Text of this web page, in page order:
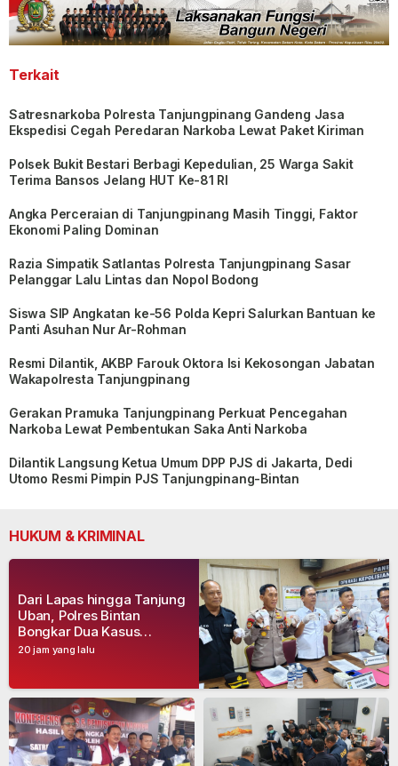
Terkait
Satresnarkoba Polresta Tanjungpinang Gandeng Jasa
Ekspedisi Cegah Peredaran Narkoba Lewat Paket Kiriman
Polsek Bukit Bestari Berbagi Kepedulian, 25 Warga Sakit
Terima Bansos Jelang HUT Ke-81 RI
Angka Perceraian di Tanjungpinang Masih Tinggi, Faktor
Ekonomi Paling Dominan
Razia Simpatik Satlantas Polresta Tanjungpinang Sasar
Pelanggar Lalu Lintas dan Nopol Bodong
Siswa SIP Angkatan ke-56 Polda Kepri Salurkan Bantuan ke
Panti Asuhan Nur Ar-Rohman
Resmi Dilantik, AKBP Farouk Oktora Isi Kekosongan Jabatan
Wakapolresta Tanjungpinang
Gerakan Pramuka Tanjungpinang Perkuat Pencegahan
Narkoba Lewat Pembentukan Saka Anti Narkoba
Dilantik Langsung Ketua Umum DPP PJS di Jakarta, Dedi
Utomo Resmi Pimpin PJS Tanjungpinang-Bintan
HUKUM & KRIMINAL
20 jam yang lalu
Dari Lapas hingga Tanjung
Uban, Polres Bintan
Bongkar Dua Kasus
Narkoba, Empat Tersangka